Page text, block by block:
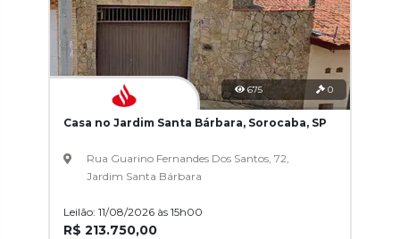
675 0
Casa no Jardim Santa Bárbara, Sorocaba, SP
Rua Guarino Fernandes Dos Santos, 72,
Jardim Santa Bárbara
Leilão: 11/08/2026 às 15h00
R$ 213.750,00